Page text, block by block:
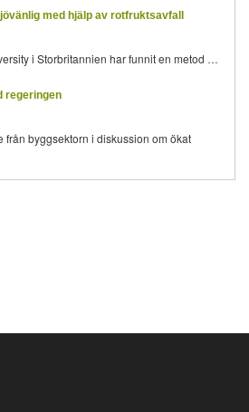
med hjälp av rotfruktsavfall
i Storbritannien har funnit en metod …
regeringen
från byggsektorn i diskussion om ökat